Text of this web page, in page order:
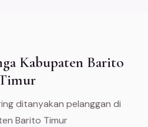
Kabupaten Barito
ditanyakan pelanggan di
Barito Timur